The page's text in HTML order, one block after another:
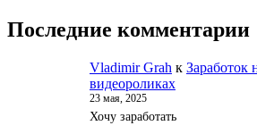
Последние комментарии
Vladimir Grah к Заработок
видеороликах
23 мая, 2025
Хочу заработать